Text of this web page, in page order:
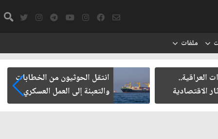
ملفات
العراقية..
الاقتصادية
انتقل الحوثيون من الخطابات
والتعبئة إلى العمل العسكري